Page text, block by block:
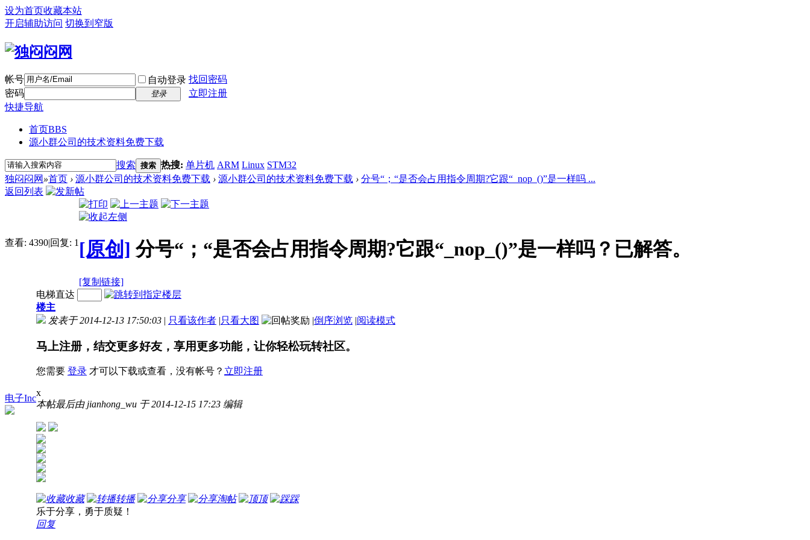
设为首页收藏本站
开启辅助访问 切换到窄版
帐号 自动登录 找回密码
密码
登录
立即注册
快捷导航
首页BBS
源小群公司的技术资料免费下载
搜索 搜索 热搜: 单片机 ARM Linux STM32
独闷闷网 »首页 › 源小群公司的技术资料免费下载 › 源小群公司的技术资料免费下载 › 分号“；“是否会占用指令周期?它跟“_nop_()”是一样吗 ...
返回列表
查看: 4390|回复: 1 [原创] 分号“；“是否会占用指令周期?它跟“_nop_()”是一样吗？已解答。
[复制链接]
电子Inc
电梯直达
楼主
发表于 2014-12-13 17:50:03 | 只看该作者 |只看大图 |倒序浏览 |阅读模式
马上注册，结交更多好友，享用更多功能，让你轻松玩转社区。
您需要 登录 才可以下载或查看，没有帐号？ 立即注册
x
本帖最后由 jianhong_wu 于 2014-12-15 17:23 编辑
收藏 转播 分享 淘帖 顶
踩
乐于分享，勇于质疑！
回复